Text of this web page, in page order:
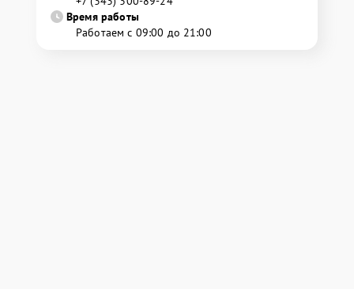
Время работы
Работаем с 09:00 до 21:00